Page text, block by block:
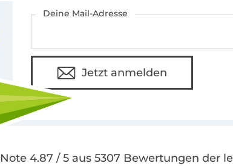
Deine Mail-Adresse
Jetzt anmelden
Note 4.87 / 5 aus 5307 Bewertungen der